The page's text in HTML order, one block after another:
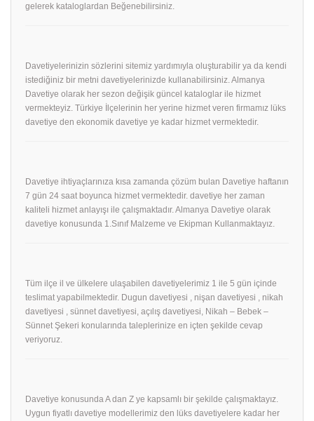
gelerek kataloglardan Beğenebilirsiniz.
Davetiyelerinizin sözlerini sitemiz yardımıyla oluşturabilir ya da kendi
istediğiniz bir metni davetiyelerinizde kullanabilirsiniz. Almanya
Davetiye olarak her sezon değişik güncel kataloglar ile hizmet
vermekteyiz. Türkiye İlçelerinin her yerine hizmet veren firmamız lüks
davetiye den ekonomik davetiye ye kadar hizmet vermektedir.
Davetiye ihtiyaçlarınıza kısa zamanda çözüm bulan Davetiye haftanın
7 gün 24 saat boyunca hizmet vermektedir. davetiye her zaman
kaliteli hizmet anlayışı ile çalışmaktadır. Almanya Davetiye olarak
davetiye konusunda 1.Sınıf Malzeme ve Ekipman Kullanmaktayız.
Tüm ilçe il ve ülkelere ulaşabilen davetiyelerimiz 1 ile 5 gün içinde
teslimat yapabilmektedir. Dugun davetiyesi , nişan davetiyesi , nikah
davetiyesi , sünnet davetiyesi, açılış davetiyesi, Nikah – Bebek –
Sünnet Şekeri konularında taleplerinize en içten şekilde cevap
veriyoruz.
Davetiye konusunda A dan Z ye kapsamlı bir şekilde çalışmaktayız.
Uygun fiyatlı davetiye modellerimiz den lüks davetiyelere kadar her